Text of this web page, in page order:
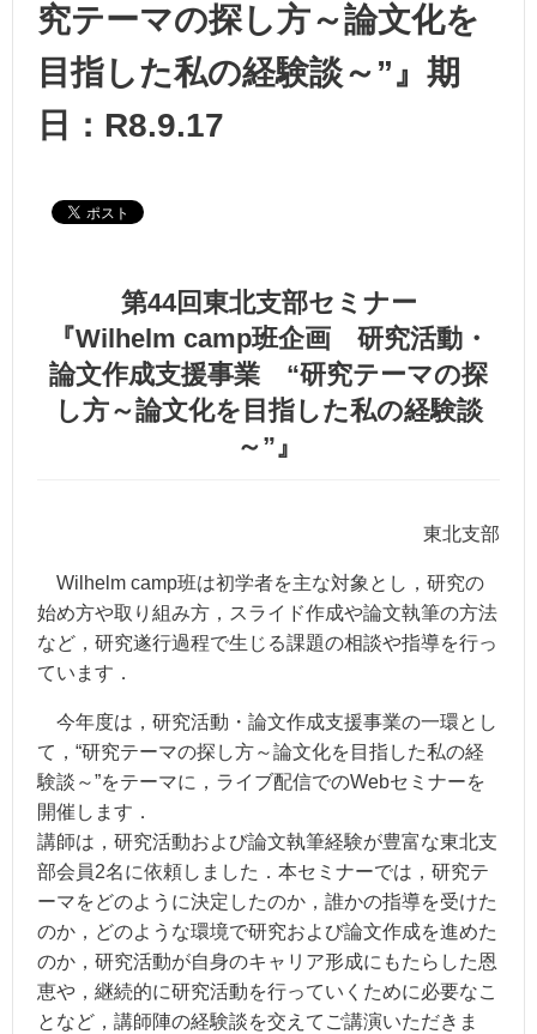
究テーマの探し方～論文化を
目指した私の経験談～”』期
日：R8.9.17
第44回東北支部セミナー
『Wilhelm camp班企画 研究活動・
論文作成支援事業 “研究テーマの探
し方～論文化を目指した私の経験談
～”』
東北支部
Wilhelm camp班は初学者を主な対象とし，研究の
始め方や取り組み方，スライド作成や論文執筆の方法
など，研究遂行過程で生じる課題の相談や指導を行っ
ています．
今年度は，研究活動・論文作成支援事業の一環とし
て，“研究テーマの探し方～論文化を目指した私の経
験談～”をテーマに，ライブ配信でのWebセミナーを
開催します．
講師は，研究活動および論文執筆経験が豊富な東北支
部会員2名に依頼しました．本セミナーでは，研究テ
ーマをどのように決定したのか，誰かの指導を受けた
のか，どのような環境で研究および論文作成を進めた
のか，研究活動が自身のキャリア形成にもたらした恩
恵や，継続的に研究活動を行っていくために必要なこ
となど，講師陣の経験談を交えてご講演いただきま